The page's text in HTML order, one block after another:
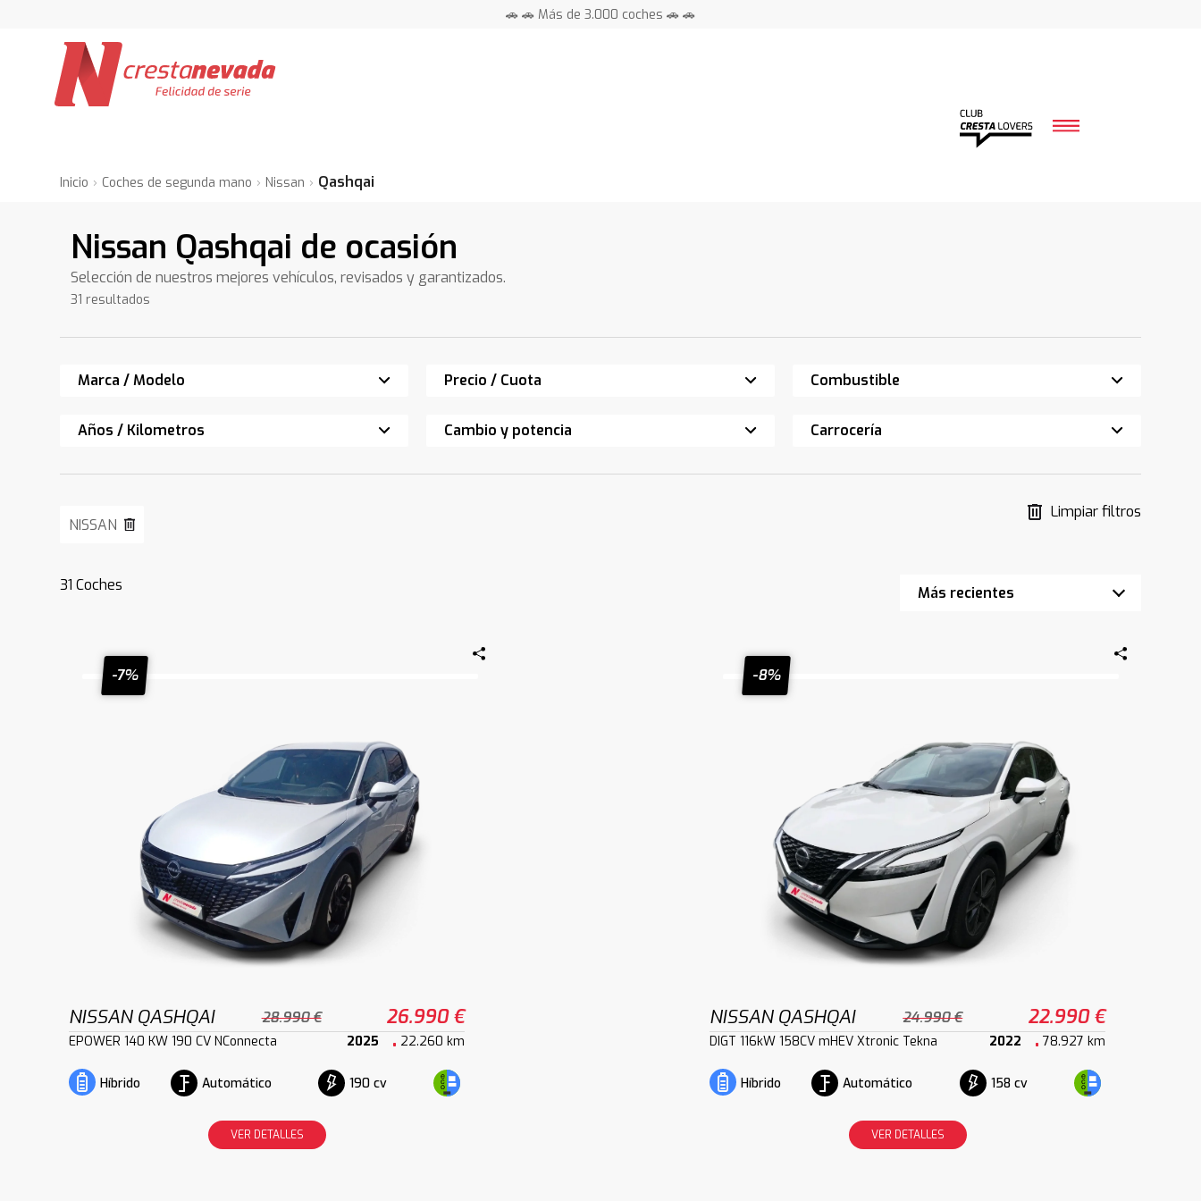
🚗 🚗 Más de 3.000 coches 🚗 🚗
Inicio Coches de segunda mano Nissan Qashqai
Nissan Qashqai de ocasión
Selección de nuestros mejores vehículos, revisados y garantizados.
31 resultados
Marca / Modelo Precio / Cuota Combustible
Años / Kilometros Cambio y potencia Carrocería
NISSAN
Limpiar filtros
31 Coches
-7%
NISSAN QASHQAI 28.990 € 26.990 €
EPOWER 140 KW 190 CV NConnecta 2025 22.260 km
Híbrido Automático 190 cv
VER DETALLES
-8%
NISSAN QASHQAI 24.990 € 22.990 €
DIGT 116kW 158CV mHEV Xtronic Tekna 2022 78.927 km
Híbrido Automático 158 cv
VER DETALLES